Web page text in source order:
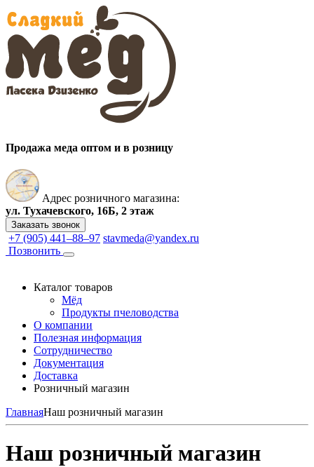
Продажа меда оптом и в розницу
Адрес розничного магазина:
ул. Тухачевского, 16Б, 2 этаж
Заказать звонок
+7 (905) 441–88–97 stavmeda@yandex.ru
Позвонить
Каталог товаров
Мёд
Продукты пчеловодства
О компании
Полезная информация
Сотрудничество
Документация
Доставка
Розничный магазин
ГлавнаяНаш розничный магазин
Наш розничный магазин